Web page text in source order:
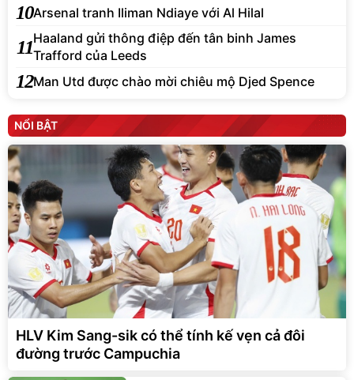
10Arsenal tranh Iliman Ndiaye với Al Hilal
11Haaland gửi thông điệp đến tân binh James
Trafford của Leeds
12Man Utd được chào mời chiêu mộ Djed Spence
NỔI BẬT
HLV Kim Sang-sik có thể tính kế vẹn cả đôi
đường trước Campuchia